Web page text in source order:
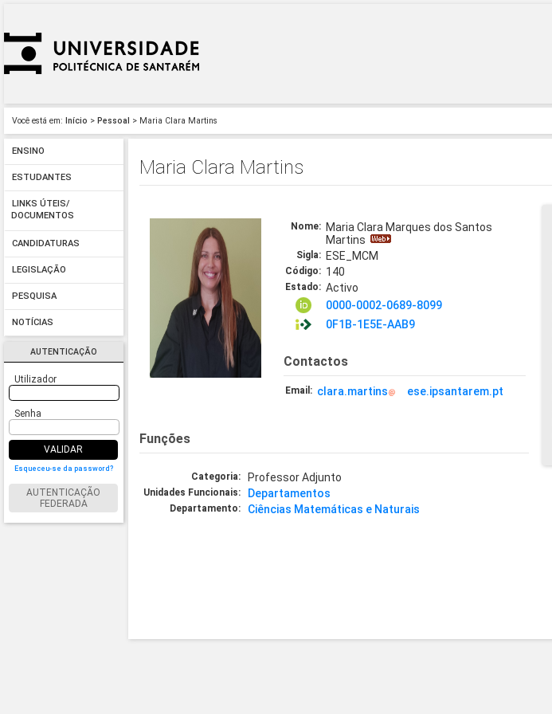
Você está em: Início > Pessoal > Maria Clara Martins
ENSINO
ESTUDANTES
LINKS ÚTEIS/
DOCUMENTOS
CANDIDATURAS
LEGISLAÇÃO
PESQUISA
NOTÍCIAS
AUTENTICAÇÃO
Utilizador
Senha
VALIDAR
Esqueceu-se da password?
AUTENTICAÇÃO
FEDERADA
Maria Clara Martins
Nome: Maria Clara Marques dos Santos
Martins
Sigla: ESE_MCM
Código: 140
Estado: Activo
0000-0002-0689-8099
0F1B-1E5E-AAB9
Contactos
Email: clara.martins ese.ipsantarem.pt
Funções
Categoria: Professor Adjunto
Unidades Funcionais: Departamentos
Departamento: Ciências Matemáticas e Naturais